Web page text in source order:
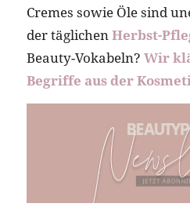
Cremes sowie Öle sind
der täglichenHerbst-
Beauty-Vokabeln? Wir
Begriffe aus der